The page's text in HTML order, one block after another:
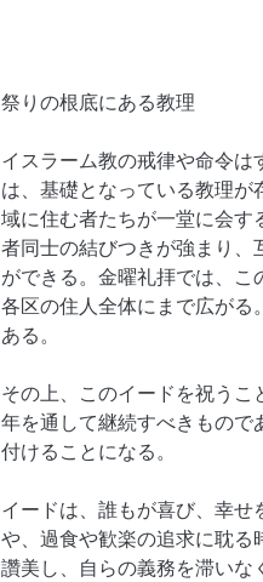
祭りの根底にある教理
イスラーム教の戒律や命令
は、基礎となっている教理
域に住む者たちが一堂に会
者同士の結びつきが強まり、
ができる。金曜礼拝では、
各区の住人全体にまで広が
ある。
その上、このイードを祝うこ
年を通して継続すべきもので
付けることになる。
イードは、誰もが喜び、幸
や、過食や歓楽の追求に耽
讚美し、自らの義務を滞い